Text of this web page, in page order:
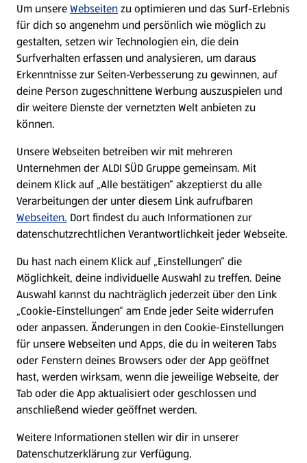
WhatsApp
Über ALDI SÜD
Filialen
Nachhaltigkeit
Karriere
Presse
Hilfe & Kontakt
(öffnet in einem neuen Tab)
Unternehmen
Folge uns hier:
Um unsereWebseitenzu optimieren und das Surf-Erlebnis
für dich so angenehm und persönlich wie möglich zu
gestalten, setzen wir Technologien ein, die dein
Surfverhalten erfassen und analysieren, um daraus
Erkenntnisse zur Seiten-Verbesserung zu gewinnen, auf
deine Person zugeschnittene Werbung auszuspielen und
dir weitere Dienste der vernetzten Welt anbieten zu
können.
Unsere Webseiten betreiben wir mit mehreren
Unternehmen der ALDI SÜD Gruppe gemeinsam. Mit
deinem Klick auf „Alle bestätigen“ akzeptierst du alle
Verarbeitungen der unter diesem Link aufrufbaren
Webseiten. Dort findest du auch Informationen zur
datenschutzrechtlichen Verantwortlichkeit jeder Webseite.
Du hast nach einem Klick auf „Einstellungen“ die
Möglichkeit, deine individuelle Auswahl zu treffen. Deine
Auswahl kannst du nachträglich jederzeit über den Link
„Cookie-Einstellungen“ am Ende jeder Seite widerrufen
oder anpassen. Änderungen in den Cookie-Einstellungen
für unsere Webseiten und Apps, die du in weiteren Tabs
oder Fenstern deines Browsers oder der App geöffnet
hast, werden wirksam, wenn die jeweilige Webseite, der
Tab oder die App aktualisiert oder geschlossen und
anschließend wieder geöffnet werden.
Weitere Informationen stellen wir dir in unserer
Datenschutzerklärung zur Verfügung.